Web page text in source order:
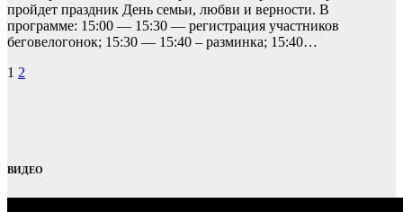
пройдет праздник День семьи, любви и верности. В
программе: 15:00 — 15:30 — регистрация участников
беговелогонок; 15:30 — 15:40 – разминка; 15:40…
Пагинация
1 2
ВИДЕО